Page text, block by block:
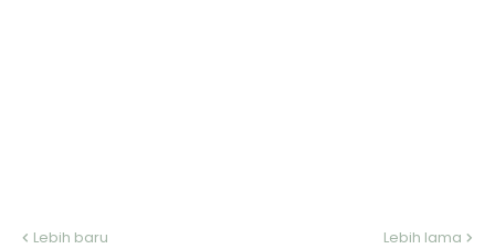
Lebih baru Lebih lama